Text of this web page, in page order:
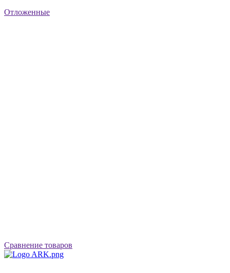
Отложенные
Сравнение товаров